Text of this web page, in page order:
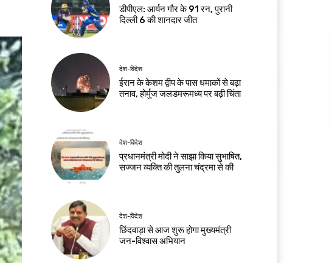
डीपीएल: आर्यन गौर के 91 रन, पुरानी
दिल्ली 6 की शानदार जीत
देश-विदेश
ईरान के केशम द्वीप के पास धमाकों से बढ़ा
तनाव, होर्मुज जलडमरूमध्य पर बढ़ी चिंता
देश-विदेश
प्रधानमंत्री मोदी ने साझा किया सुभाषित,
सज्जन व्यक्ति की तुलना चंद्रमा से की
देश-विदेश
छिंदवाड़ा से आज शुरू होगा मुख्यमंत्री
जन-विश्वास अभियान